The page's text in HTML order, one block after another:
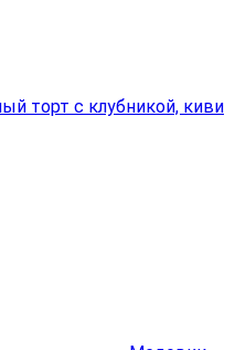
торт с клубникой, киви